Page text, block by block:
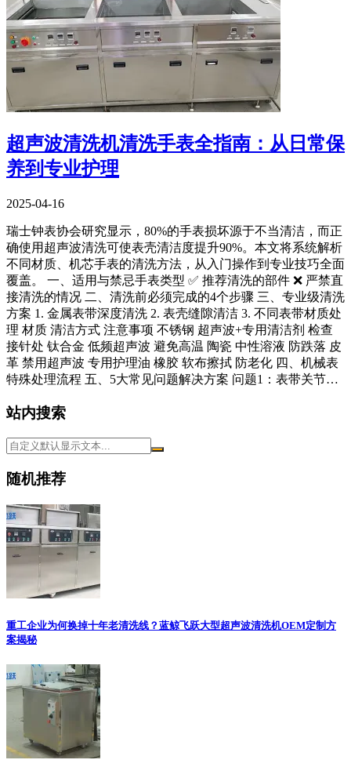
超声波清洗机清洗手表全指南：从日常保
养到专业护理
2025-04-16
瑞士钟表协会研究显示，80%的手表损坏源于不当清洁，而正
确使用超声波清洗可使表壳清洁度提升90%。本文将系统解析
不同材质、机芯手表的清洗方法，从入门操作到专业技巧全面
覆盖。 一、适用与禁忌手表类型 ✅ 推荐清洗的部件 ❌ 严禁直
接清洗的情况 二、清洗前必须完成的4个步骤 三、专业级清洗
方案 1. 金属表带深度清洗 2. 表壳缝隙清洁 3. 不同表带材质处
理 材质 清洁方式 注意事项 不锈钢 超声波+专用清洁剂 检查
接针处 钛合金 低频超声波 避免高温 陶瓷 中性溶液 防跌落 皮
革 禁用超声波 专用护理油 橡胶 软布擦拭 防老化 四、机械表
特殊处理流程 五、5大常见问题解决方案 问题1：表带关节…
站内搜索
随机推荐
重工企业为何换掉十年老清洗线？蓝鲸飞跃大型超声波清洗机OEM定制方
案揭秘